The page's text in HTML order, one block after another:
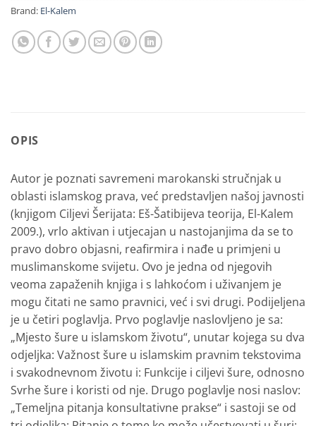
Brand: El-Kalem
OPIS
Autor je poznati savremeni marokanski stručnjak u
oblasti islamskog prava, već predstavljen našoj javnosti
(knjigom Ciljevi Šerijata: Eš-Šatibijeva teorija, El-Kalem
2009.), vrlo aktivan i utjecajan u nastojanjima da se to
pravo dobro objasni, reafirmira i nađe u primjeni u
muslimanskome svijetu. Ovo je jedna od njegovih
veoma zapaženih knjiga i s lahkoćom i uživanjem je
mogu čitati ne samo pravnici, već i svi drugi. Podijeljena
je u četiri poglavlja. Prvo poglavlje naslovljeno je sa:
„Mjesto šure u islamskom životu“, unutar kojega su dva
odjeljka: Važnost šure u islamskim pravnim tekstovima
i svakodnevnom životu i: Funkcije i ciljevi šure, odnosno
Svrhe šure i koristi od nje. Drugo poglavlje nosi naslov:
„Temeljna pitanja konsultativne prakse“ i sastoji se od